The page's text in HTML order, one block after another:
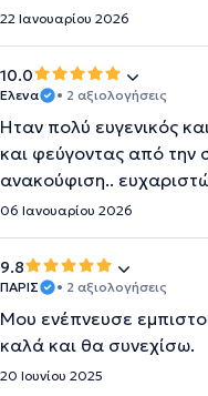
22 Ιανουαρίου 2026
10.0
Έλενα • 2 αξιολογήσεις
Ήταν πολύ ευγενικός
και φεύγοντας από την
ανακούφιση..
06 Ιανουαρίου 2026
9.8
ΠΑΡΙΣ • 2 αξιολογήσεις
Μου ενέπνευσε
καλά και θα συνεχίσω.
20 Ιουνίου 2025